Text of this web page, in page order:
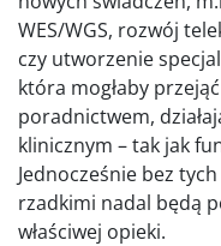
WES/WGS, rozwój
czy utworzenie
która mogłaby
poradnictwem,
klinicznym – tak jak
Jednocześnie bez
rzadkimi nadal będą
właściwej opieki.